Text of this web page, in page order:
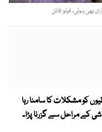
بھی ہوئی۔ فوٹو: فائل
کو مشکلات کا سامنا رہا